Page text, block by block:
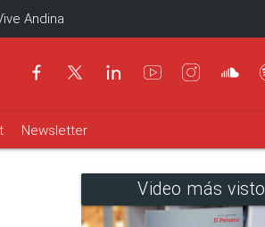
Andina
Newsletter
Video más visto